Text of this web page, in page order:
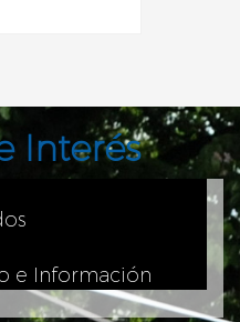
Interés
e Información